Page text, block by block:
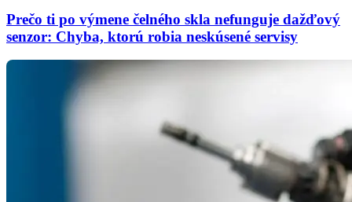
Prečo ti po výmene čelného skla nefunguje dažďový
senzor: Chyba, ktorú robia neskúsené servisy